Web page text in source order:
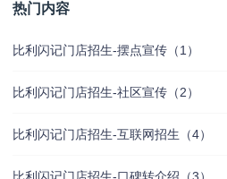
热门内容
比利闪记门店招生-摆点宣传（1）
比利闪记门店招生-社区宣传（2）
比利闪记门店招生-互联网招生（4）